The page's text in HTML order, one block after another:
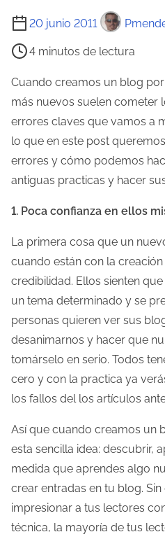
20 junio 2011
T
e
m
p
o
d
e
l
c
t
e
l
e
t
r
a
d
a
4 minutos de lectura
Cuando creamos un blog
más nuevos suelen cometer
errores claves que vamos a
lo que en este post
errores y cómo podemos
antiguas practicas y hacer
1. Poca confianza en ellos
La primera cosa que un
cuando están con la
credibilidad. Ellos sienten
un tema determinado y se
personas quieren ver sus
desanimarnos y hacer que
tomárselo en serio. Todos
cero y con la practica ya
los fallos del los artículos
Así que cuando creamos un
esta sencilla idea: descubrir,
medida que aprendes algo
crear entradas en tu blog.
impresionar a tus lectores
técnica, la mayoría de tus